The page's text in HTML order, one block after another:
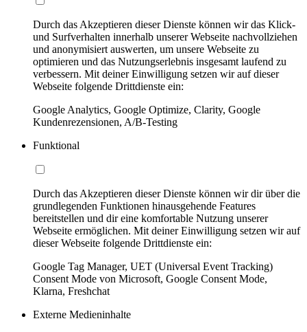
Durch das Akzeptieren dieser Dienste können wir das Klick-
und Surfverhalten innerhalb unserer Webseite nachvollziehen
und anonymisiert auswerten, um unsere Webseite zu
optimieren und das Nutzungserlebnis insgesamt laufend zu
verbessern. Mit deiner Einwilligung setzen wir auf dieser
Webseite folgende Drittdienste ein:
Google Analytics, Google Optimize, Clarity, Google
Kundenrezensionen, A/B-Testing
Funktional
Durch das Akzeptieren dieser Dienste können wir dir über die
grundlegenden Funktionen hinausgehende Features
bereitstellen und dir eine komfortable Nutzung unserer
Webseite ermöglichen. Mit deiner Einwilligung setzen wir auf
dieser Webseite folgende Drittdienste ein:
Google Tag Manager, UET (Universal Event Tracking)
Consent Mode von Microsoft, Google Consent Mode,
Klarna, Freshchat
Externe Medieninhalte